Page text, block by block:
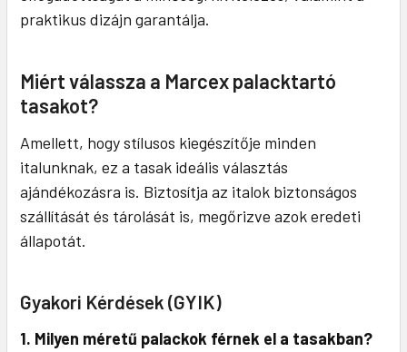
praktikus dizájn garantálja.
Miért válassza a Marcex palacktartó
tasakot?
Amellett, hogy stílusos kiegészítője minden
italunknak, ez a tasak ideális választás
ajándékozásra is. Biztosítja az italok biztonságos
szállítását és tárolását is, megőrizve azok eredeti
állapotát.
Gyakori Kérdések (GYIK)
1. Milyen méretű palackok férnek el a tasakban?